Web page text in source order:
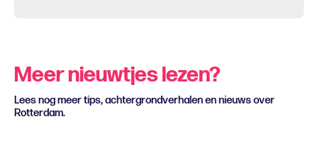
Meer nieuwtjes lezen?
Lees nog meer tips, achtergrondverhalen en nieuws over
Rotterdam.